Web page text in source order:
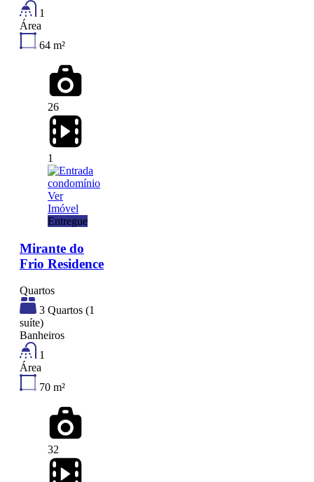
1
Área
64 m²
26
1
Ver
Imóvel
Entregue
Mirante do
Frio Residence
Quartos
3 Quartos (1
suíte)
Banheiros
1
Área
70 m²
32